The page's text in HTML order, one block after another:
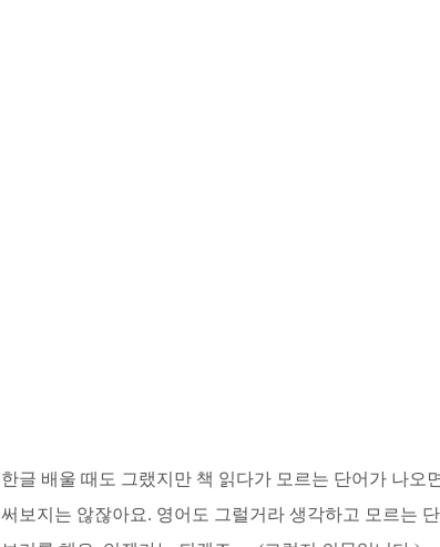
한글 배울 때도 그랬지만 책 읽다가 모르는 단어가 나오
써보지는 않잖아요. 영어도 그럴거라 생각하고 모르는